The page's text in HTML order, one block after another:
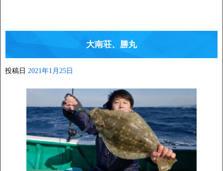
大南荘、勝丸
投稿日 2021年1月25日